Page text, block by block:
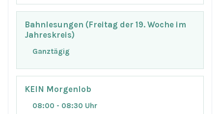
Bahnlesungen (Freitag der 19. Woche im
Jahreskreis)
Ganztägig
KEIN Morgenlob
08:00 - 08:30 Uhr